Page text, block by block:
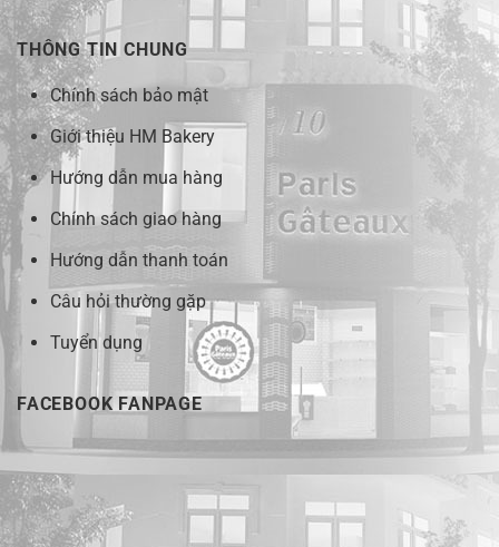
THÔNG TIN CHUNG
Chính sách bảo mật
Giới thiệu HM Bakery
Hướng dẫn mua hàng
Chính sách giao hàng
Hướng dẫn thanh toán
Câu hỏi thường gặp
Tuyển dụng
FACEBOOK FANPAGE